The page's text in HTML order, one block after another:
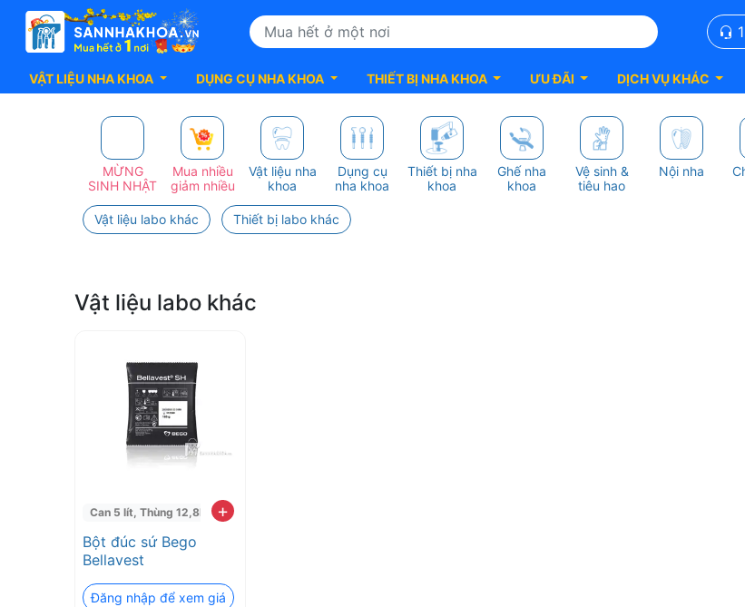
VẬT LIỆU NHA KHOA DỤNG CỤ NHA KHOA THIẾT BỊ NHA KHOA ƯU ĐÃI DỊCH VỤ KHÁC
Phẩm
BEGO
MỪNG
SINH NHẬT
Mua nhiều
giảm nhiều
Vật liệu nha
khoa
Dụng cụ
nha khoa
Thiết bị nha
khoa
Ghế nha
khoa
Vệ sinh &
tiêu hao
Nội nha
Vật liệu labo khác Thiết bị labo khác
Vật liệu labo khác
Can 5 lít, Thùng 12,8kg +
Bột đúc sứ Bego
Bellavest
Đăng nhập để xem giá